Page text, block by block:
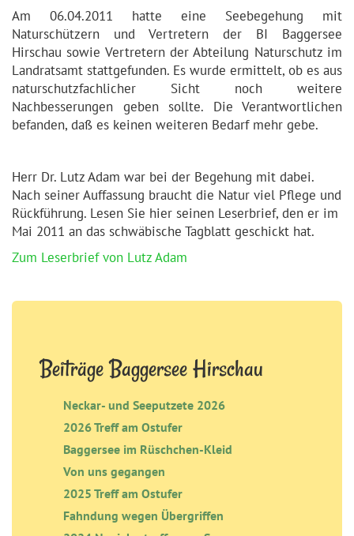
Am 06.04.2011 hatte eine Seebegehung mit
Naturschützern und Vertretern der BI Baggersee
Hirschau sowie Vertretern der Abteilung Naturschutz im
Landratsamt stattgefunden. Es wurde ermittelt, ob es aus
naturschutzfachlicher Sicht noch weitere
Nachbesserungen geben sollte. Die Verantwortlichen
befanden, daß es keinen weiteren Bedarf mehr gebe.
Herr Dr. Lutz Adam war bei der Begehung mit dabei.
Nach seiner Auffassung braucht die Natur viel Pflege und
Rückführung. Lesen Sie hier seinen Leserbrief, den er im
Mai 2011 an das schwäbische Tagblatt geschickt hat.
Zum Leserbrief von Lutz Adam
Beiträge Baggersee Hirschau
Neckar- und Seeputzete 2026
2026 Treff am Ostufer
Baggersee im Rüschchen-Kleid
Von uns gegangen
2025 Treff am Ostufer
Fahndung wegen Übergriffen